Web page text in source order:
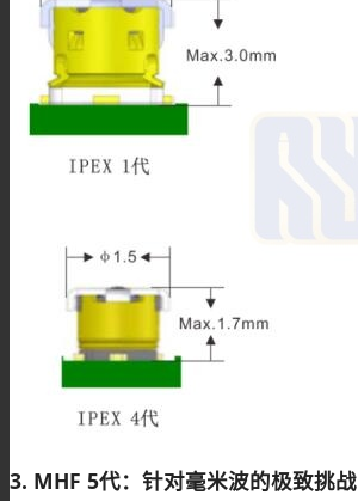
MHV连接器
Mini BNC连接器
IPEX连接器
3. MHF 5代：针对毫米波的极致挑战